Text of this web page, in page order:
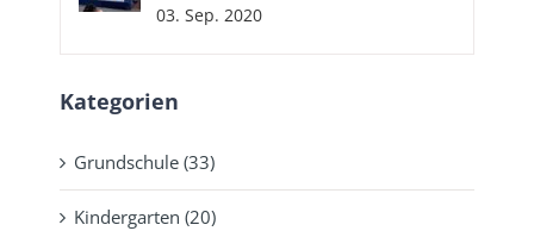
03. Sep. 2020
Kategorien
Grundschule (33)
Kindergarten (20)